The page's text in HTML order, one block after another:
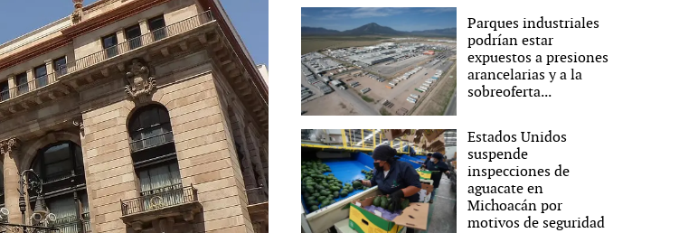
Parques industriales
podrían estar
expuestos a presiones
arancelarias y a la
sobreoferta...
Estados Unidos
suspende
inspecciones de
aguacate en
Michoacán por
motivos de seguridad